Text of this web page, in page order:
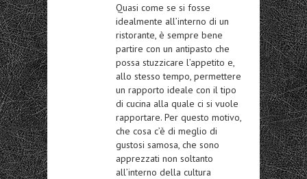
Quasi come se si fosse
idealmente all’interno di un
ristorante, è sempre bene
partire con un antipasto che
possa stuzzicare l’appetito e,
allo stesso tempo, permettere
un rapporto ideale con il tipo
di cucina alla quale ci si vuole
rapportare. Per questo motivo,
che cosa c’è di meglio di
gustosi samosa, che sono
apprezzati non soltanto
all’interno della cultura